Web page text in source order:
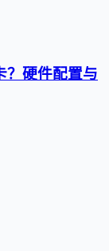
？硬件配置与